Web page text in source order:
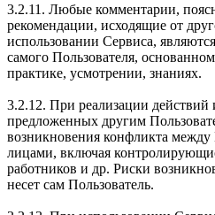
3.2.11. Любые комментарии,
рекомендации, исходящие от
использовании Сервиса,
самого Пользователя,
практике, усмотрении, знаниях.
3.2.12. При реализации действий
предложенных другим
возникновения конфликта между
лицами, включая
работников и др. Риски
несет сам Пользователь.